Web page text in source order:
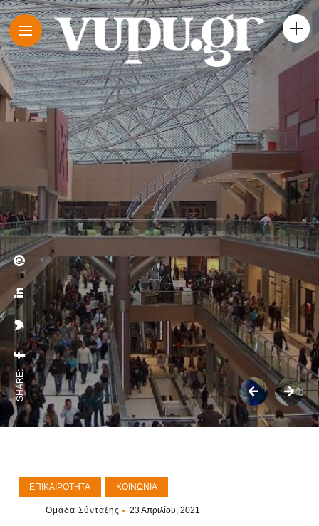
SHARE:
ΕΠΙΚΑΙΡΌΤΗΤΑ ΚΟΙΝΩΝΊΑ
Ομάδα Σύνταξης 23 Απριλίου, 2021